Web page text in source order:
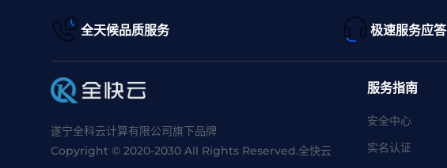
全天候品质服务 极速服务应答
遂宁全科云计算有限公司旗下品牌
Copyright © 2020-2030 All Rights Reserved.全快云
服务指南
安全中心
实名认证